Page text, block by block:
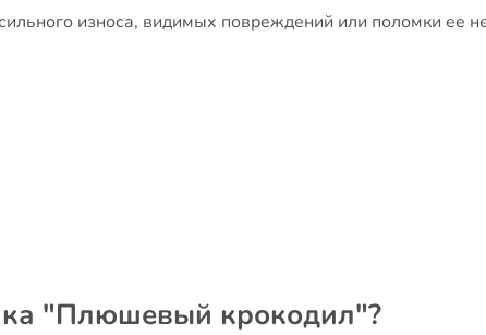
износа, видимых повреждений или поломки ее
"Плюшевый крокодил"?